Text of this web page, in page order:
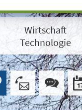
Wirtschaft
Technologie